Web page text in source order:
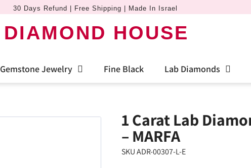
30 Days Refund | Free Shipping | Made In Israel
DIAMOND HOUSE
Gemstone Jewelry Fine Black Lab Diamonds
1 Carat Lab
– MARFA
SKU ADR-00307-L-E